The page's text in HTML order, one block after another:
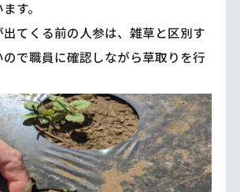
す。
てくる前の人参は、雑草と区別す
で職員に確認しながら草取りを行